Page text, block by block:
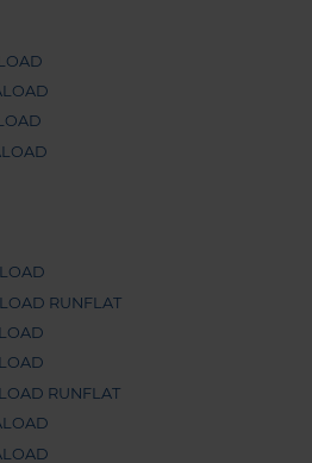
RUNFLAT
RUNFLAT